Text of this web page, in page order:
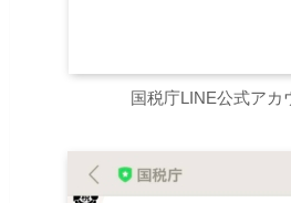
国税庁LINE公式アカ